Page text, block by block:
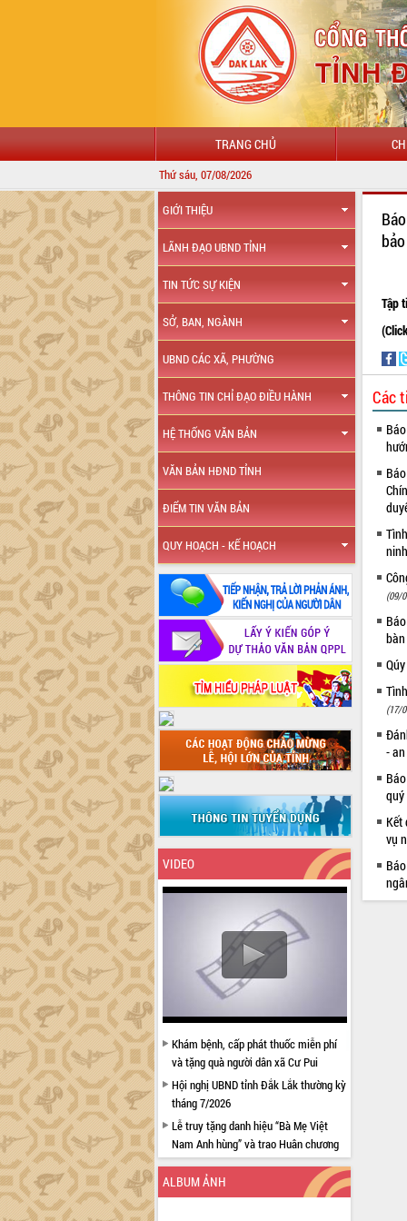
TRANG CHỦ
Thứ sáu, 07/08/2026
GIỚI THIỆU
LÃNH ĐẠO UBND TỈNH
TIN TỨC SỰ KIỆN
SỞ, BAN, NGÀNH
UBND CÁC XÃ, PHƯỜNG
THÔNG TIN CHỈ ĐẠO ĐIỀU HÀNH
HỆ THỐNG VĂN BẢN
VĂN BẢN HĐND TỈNH
ĐIỂM TIN VĂN BẢN
QUY HOẠCH - KẾ HOẠCH
VIDEO
Khám bệnh, cấp phát thuốc miễn phí
và tặng quà người dân xã Cư Pui
Hội nghị UBND tỉnh Đắk Lắk thường kỳ
tháng 7/2026
Lễ truy tặng danh hiệu “Bà Mẹ Việt
Nam Anh hùng” và trao Huân chương
Lao động
UBND tỉnh Đắk Lắk triển khai nhiệm
vụ 6 tháng cuối năm 2026
ALBUM ẢNH
Tập
Các
(09/
(17/
-
Kết
vụ